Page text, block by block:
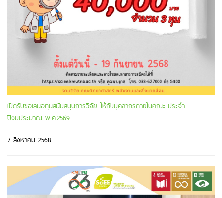
เปิดรับขอเสนอทุนสนับสนุนการวิจัย ให้กับบุคลากรภายในคณะ ประจำ
ปีงบประมาณ พ.ศ.2569
7 สิงหาคม 2568